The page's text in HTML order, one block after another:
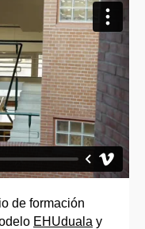
de formación
EHUduala y